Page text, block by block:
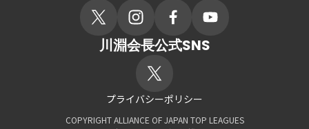
川淵会長公式SNS
プライバシーポリシー
COPYRIGHT ALLIANCE OF JAPAN TOP LEAGUES